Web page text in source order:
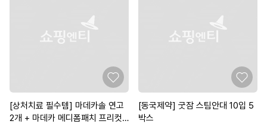
[상처치료 필수템] 마데카솔 연고
2개 + 마데카 메디폼패치 프리컷
[동국제약] 굿잠 스팀안대 10입 5
박스